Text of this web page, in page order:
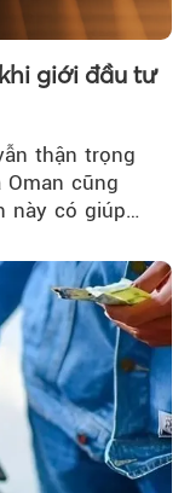
giới đầu tư
thận trọng
cũng
này có giúp